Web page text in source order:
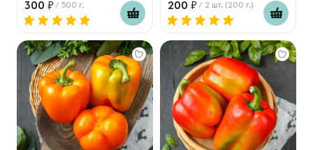
300 / 500 г. 200 / 2 шт. (200 г.)